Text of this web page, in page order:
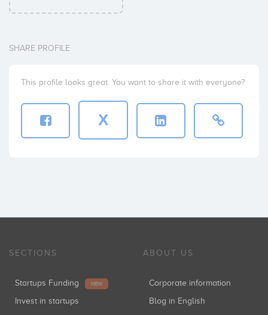
SHARE PROFILE
This profile looks great. You want to share it with everyone?
X
SECTIONS
Startups Funding NEW
Invest in startups
ABOUT US
Corporate information
Blog in English